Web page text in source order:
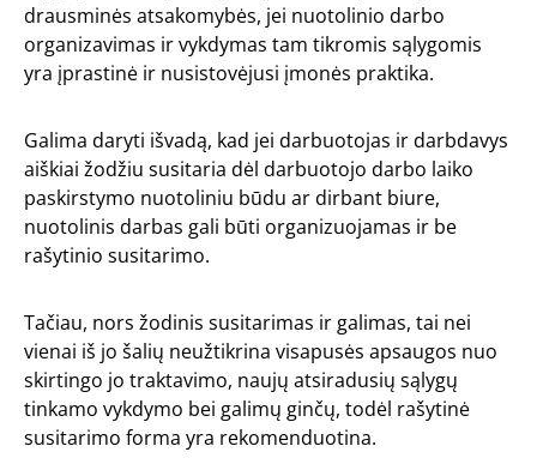
drausminės atsakomybės, jei nuotolinio darbo
organizavimas ir vykdymas tam tikromis sąlygomis
yra įprastinė ir nusistovėjusi įmonės praktika.
Galima daryti išvadą, kad jei darbuotojas ir darbdavys
aiškiai žodžiu susitaria dėl darbuotojo darbo laiko
paskirstymo nuotoliniu būdu ar dirbant biure,
nuotolinis darbas gali būti organizuojamas ir be
rašytinio susitarimo.
Tačiau, nors žodinis susitarimas ir galimas, tai nei
vienai iš jo šalių neužtikrina visapusės apsaugos nuo
skirtingo jo traktavimo, naujų atsiradusių sąlygų
tinkamo vykdymo bei galimų ginčų, todėl rašytinė
susitarimo forma yra rekomenduotina.